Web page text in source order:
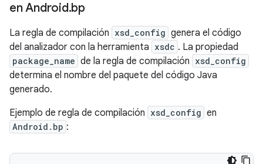
en Android.bp
La regla de compilación xsd_config genera el código
del analizador con la herramienta xsdc . La propiedad
package_name de la regla de compilación xsd_config
determina el nombre del paquete del código Java
generado.
Ejemplo de regla de compilación xsd_config en
Android.bp :